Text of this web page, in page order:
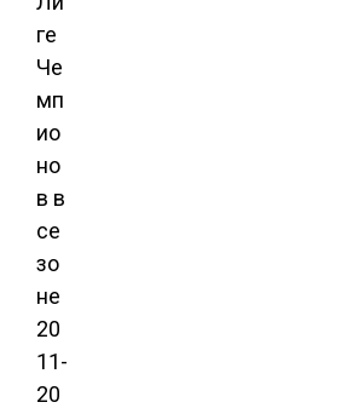
ге
Че
мп
ио
но
в в
се
зо
не
20
11-
20